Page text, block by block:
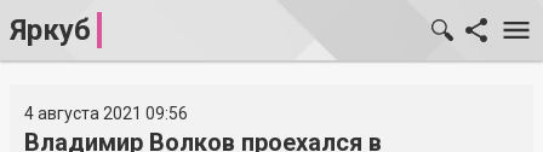
Яркуб
4 августа 2021 09:56
Владимир Волков проехался в